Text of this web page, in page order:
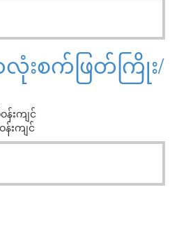
းစက်ဖြတ်ကြိုး/
န်းကျင်
န်းကျင်